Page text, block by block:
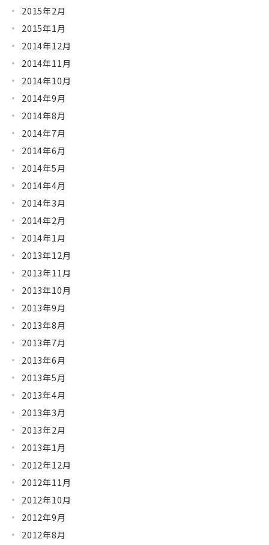
2015年2月
2015年1月
2014年12月
2014年11月
2014年10月
2014年9月
2014年8月
2014年7月
2014年6月
2014年5月
2014年4月
2014年3月
2014年2月
2014年1月
2013年12月
2013年11月
2013年10月
2013年9月
2013年8月
2013年7月
2013年6月
2013年5月
2013年4月
2013年3月
2013年2月
2013年1月
2012年12月
2012年11月
2012年10月
2012年9月
2012年8月